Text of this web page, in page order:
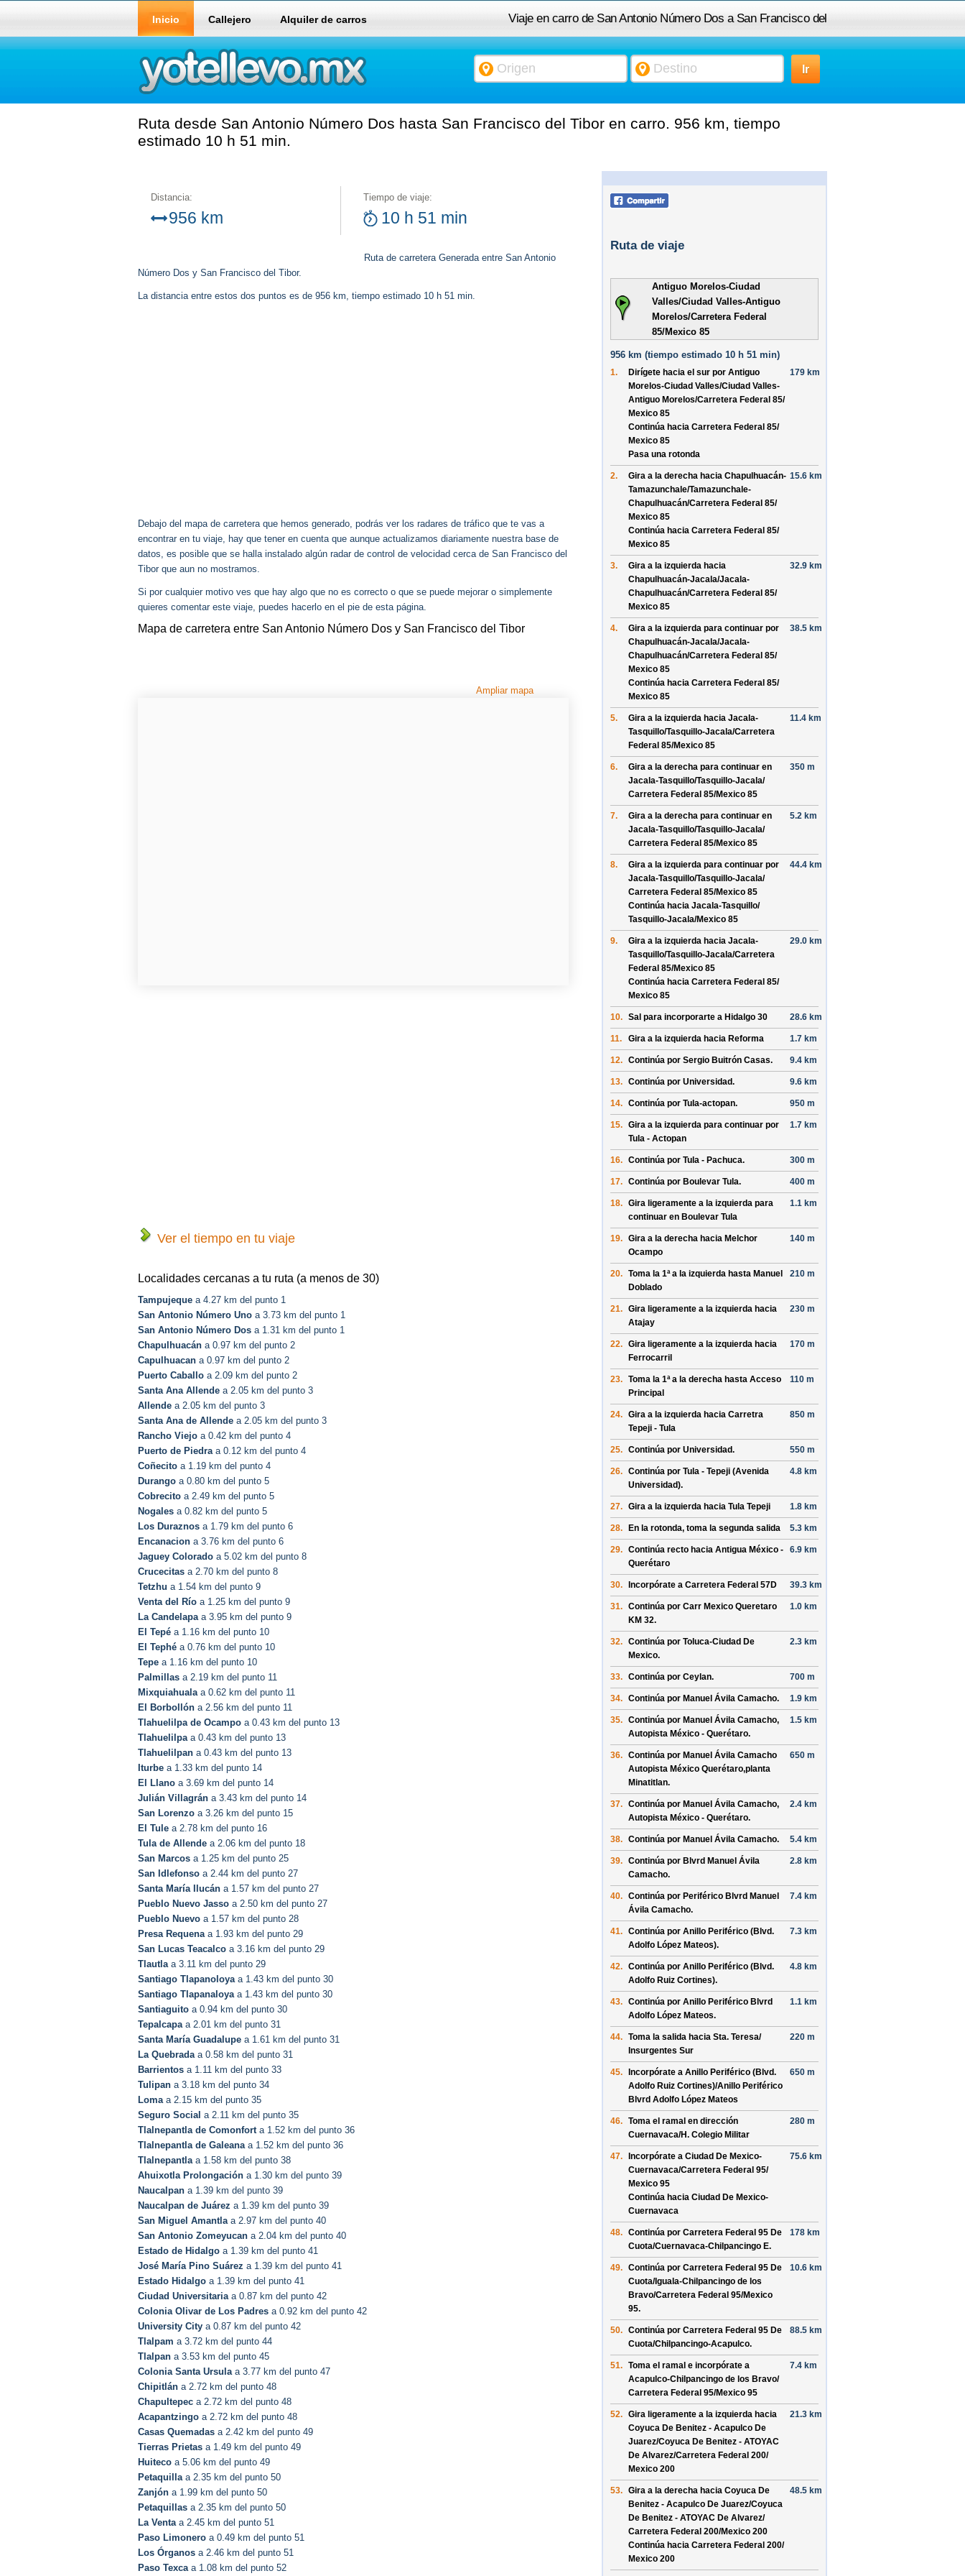
Viaje en carro de San Antonio Número Dos a San Francisco del
Tibor
Inicio Callejero Alquiler de carros
Ruta desde San Antonio Número Dos hasta San Francisco del Tibor en carro. 956 km, tiempo
estimado 10 h 51 min.
Distancia:
956 km
Tiempo de viaje:
10 h 51 min
Ruta de carretera Generada entre San Antonio
Número Dos y San Francisco del Tibor.
La distancia entre estos dos puntos es de 956 km, tiempo estimado 10 h 51 min.
Debajo del mapa de carretera que hemos generado, podrás ver los radares de tráfico que te vas a
encontrar en tu viaje, hay que tener en cuenta que aunque actualizamos diariamente nuestra base de
datos, es posible que se halla instalado algún radar de control de velocidad cerca de San Francisco del
Tibor que aun no mostramos.
Si por cualquier motivo ves que hay algo que no es correcto o que se puede mejorar o simplemente
quieres comentar este viaje, puedes hacerlo en el pie de esta página.
Mapa de carretera entre San Antonio Número Dos y San Francisco del Tibor
Ampliar mapa
Ver el tiempo en tu viaje
Localidades cercanas a tu ruta (a menos de 30)
Tampujeque a 4.27 km del punto 1
San Antonio Número Uno a 3.73 km del punto 1
San Antonio Número Dos a 1.31 km del punto 1
Chapulhuacán a 0.97 km del punto 2
Capulhuacan a 0.97 km del punto 2
Puerto Caballo a 2.09 km del punto 2
Santa Ana Allende a 2.05 km del punto 3
Allende a 2.05 km del punto 3
Santa Ana de Allende a 2.05 km del punto 3
Rancho Viejo a 0.42 km del punto 4
Puerto de Piedraa 0.12 km del punto 4
Coñecito a 1.19 km del punto 4
Durango a 0.80 km del punto 5
Cobrecito a 2.49 km del punto 5
Nogales a 0.82 km del punto 5
Los Duraznos a 1.79 km del punto 6
Encanacion a 3.76 km del punto 6
Jaguey Colorado a 5.02 km del punto 8
Crucecitas a 2.70 km del punto 8
Tetzhu a 1.54 km del punto 9
Venta del Río a 1.25 km del punto 9
La Candelapaa 3.95 km del punto 9
El Tepé a 1.16 km del punto 10
El Tephé a 0.76 km del punto 10
Tepe a 1.16 km del punto 10
Palmillas a 2.19 km del punto 11
Mixquiahualaa 0.62 km del punto 11
El Borbollón a 2.56 km del punto 11
Tlahuelilpa de Ocampo a 0.43 km del punto 13
Tlahuelilpaa 0.43 km del punto 13
Tlahuelilpan a 0.43 km del punto 13
Iturbe a 1.33 km del punto 14
El Llano a 3.69 km del punto 14
Julián Villagrán a 3.43 km del punto 14
San Lorenzo a 3.26 km del punto 15
El Tule a 2.78 km del punto 16
Tula de Allende a 2.06 km del punto 18
San Marcos a 1.25 km del punto 25
San Idlefonso a 2.44 km del punto 27
Santa María Ilucán a 1.57 km del punto 27
Pueblo Nuevo Jasso a 2.50 km del punto 27
Pueblo Nuevo a 1.57 km del punto 28
Presa Requenaa 1.93 km del punto 29
San Lucas Teacalco a 3.16 km del punto 29
Tlautlaa 3.11 km del punto 29
Santiago Tlapanoloyaa 1.43 km del punto 30
Santiago Tlapanaloyaa 1.43 km del punto 30
Santiaguito a 0.94 km del punto 30
Tepalcapaa 2.01 km del punto 31
Santa María Guadalupe a 1.61 km del punto 31
La Quebradaa 0.58 km del punto 31
Barrientos a 1.11 km del punto 33
Tulipan a 3.18 km del punto 34
Lomaa 2.15 km del punto 35
Seguro Social a 2.11 km del punto 35
Tlalnepantla de Comonforta 1.52 km del punto 36
Tlalnepantla de Galeanaa 1.52 km del punto 36
Tlalnepantlaa 1.58 km del punto 38
Ahuixotla Prolongación a 1.30 km del punto 39
Naucalpan a 1.39 km del punto 39
Naucalpan de Juárez a 1.39 km del punto 39
San Miguel Amantlaa 2.97 km del punto 40
San Antonio Zomeyucan a 2.04 km del punto 40
Estado de Hidalgo a 1.39 km del punto 41
José María Pino Suárez a 1.39 km del punto 41
Estado Hidalgo a 1.39 km del punto 41
Ciudad Universitariaa 0.87 km del punto 42
Colonia Olivar de Los Padres a 0.92 km del punto 42
University City a 0.87 km del punto 42
Tlalpam a 3.72 km del punto 44
Tlalpan a 3.53 km del punto 45
Colonia Santa Ursulaa 3.77 km del punto 47
Chipitlán a 2.72 km del punto 48
Chapultepec a 2.72 km del punto 48
Acapantzingo a 2.72 km del punto 48
Casas Quemadas a 2.42 km del punto 49
Tierras Prietas a 1.49 km del punto 49
Huiteco a 5.06 km del punto 49
Petaquillaa 2.35 km del punto 50
Zanjón a 1.99 km del punto 50
Petaquillas a 2.35 km del punto 50
La Ventaa 2.45 km del punto 51
Paso Limonero a 0.49 km del punto 51
Los Órganos a 2.46 km del punto 51
Paso Texcaa 1.08 km del punto 52
Ruta de viaje
Antiguo Morelos-Ciudad
Valles/Ciudad Valles-Antiguo
Morelos/Carretera Federal
85/Mexico 85
956 km (tiempo estimado 10 h 51 min)
1. Dirígete hacia el sur por Antiguo
Morelos-Ciudad Valles/Ciudad Valles-
Antiguo Morelos/Carretera Federal 85/
Mexico 85
Continúa hacia Carretera Federal 85/
Mexico 85
Pasa una rotonda
179 km
2. Gira a la derecha hacia Chapulhuacán-
Tamazunchale/Tamazunchale-
Chapulhuacán/Carretera Federal 85/
Mexico 85
Continúa hacia Carretera Federal 85/
Mexico 85
15.6 km
3.
Gira a la izquierda hacia
Chapulhuacán-Jacala/Jacala-
Chapulhuacán/Carretera Federal 85/
Mexico 85
32.9 km
4.
Gira a la izquierda para continuar por
Chapulhuacán-Jacala/Jacala-
Chapulhuacán/Carretera Federal 85/
Mexico 85
Continúa hacia Carretera Federal 85/
Mexico 85
38.5 km
5. Gira a la izquierda hacia Jacala-
Tasquillo/Tasquillo-Jacala/Carretera
Federal 85/Mexico 85
11.4 km
6.
Gira a la derecha para continuar en
Jacala-Tasquillo/Tasquillo-Jacala/
Carretera Federal 85/Mexico 85
350 m
7.
Gira a la derecha para continuar en
Jacala-Tasquillo/Tasquillo-Jacala/
Carretera Federal 85/Mexico 85
5.2 km
8.
Gira a la izquierda para continuar por
Jacala-Tasquillo/Tasquillo-Jacala/
Carretera Federal 85/Mexico 85
Continúa hacia Jacala-Tasquillo/
Tasquillo-Jacala/Mexico 85
44.4 km
9. Gira a la izquierda hacia Jacala-
Tasquillo/Tasquillo-Jacala/Carretera
Federal 85/Mexico 85
Continúa hacia Carretera Federal 85/
Mexico 85
29.0 km
10. Sal para incorporarte a Hidalgo 30 28.6 km
11. Gira a la izquierda hacia Reforma 1.7 km
12. Continúa por Sergio Buitrón Casas. 9.4 km
13. Continúa por Universidad. 9.6 km
14. Continúa por Tula-actopan. 950 m
15. Gira a la izquierda para continuar por
Tula - Actopan
1.7 km
16. Continúa por Tula - Pachuca. 300 m
17. Continúa por Boulevar Tula. 400 m
18. Gira ligeramente a la izquierda para
continuar en Boulevar Tula
1.1 km
19. Gira a la derecha hacia Melchor
Ocampo
140 m
20. Toma la 1ª a la izquierda hasta Manuel
Doblado
210 m
21. Gira ligeramente a la izquierda hacia
Atajay
230 m
22. Gira ligeramente a la izquierda hacia
Ferrocarril
170 m
23. Toma la 1ª a la derecha hasta Acceso
Principal
110 m
24. Gira a la izquierda hacia Carretra
Tepeji - Tula
850 m
25. Continúa por Universidad. 550 m
26. Continúa por Tula - Tepeji (Avenida
Universidad).
4.8 km
27. Gira a la izquierda hacia Tula Tepeji 1.8 km
28. En la rotonda, toma la segunda salida 5.3 km
29. Continúa recto hacia Antigua México -
Querétaro
6.9 km
30. Incorpórate a Carretera Federal 57D 39.3 km
31. Continúa por Carr Mexico Queretaro
KM 32.
1.0 km
32. Continúa por Toluca-Ciudad De
Mexico.
2.3 km
33. Continúa por Ceylan. 700 m
34. Continúa por Manuel Ávila Camacho. 1.9 km
35. Continúa por Manuel Ávila Camacho,
Autopista México - Querétaro.
1.5 km
36. Continúa por Manuel Ávila Camacho
Autopista México Querétaro,planta
Minatitlan.
650 m
37. Continúa por Manuel Ávila Camacho,
Autopista México - Querétaro.
2.4 km
38. Continúa por Manuel Ávila Camacho. 5.4 km
39. Continúa por Blvrd Manuel Ávila
Camacho.
2.8 km
40. Continúa por Periférico Blvrd Manuel
Ávila Camacho.
7.4 km
41. Continúa por Anillo Periférico (Blvd.
Adolfo López Mateos).
7.3 km
42. Continúa por Anillo Periférico (Blvd.
Adolfo Ruiz Cortines).
4.8 km
43. Continúa por Anillo Periférico Blvrd
Adolfo López Mateos.
1.1 km
44. Toma la salida hacia Sta. Teresa/
Insurgentes Sur
220 m
45. Incorpórate a Anillo Periférico (Blvd.
Adolfo Ruiz Cortines)/Anillo Periférico
Blvrd Adolfo López Mateos
650 m
46. Toma el ramal en dirección
Cuernavaca/H. Colegio Militar
280 m
47. Incorpórate a Ciudad De Mexico-
Cuernavaca/Carretera Federal 95/
Mexico 95
Continúa hacia Ciudad De Mexico-
Cuernavaca
75.6 km
48. Continúa por Carretera Federal 95 De
Cuota/Cuernavaca-Chilpancingo E.
178 km
49. Continúa por Carretera Federal 95 De
Cuota/Iguala-Chilpancingo de los
Bravo/Carretera Federal 95/Mexico
95.
10.6 km
50. Continúa por Carretera Federal 95 De
Cuota/Chilpancingo-Acapulco.
88.5 km
51. Toma el ramal e incorpórate a
Acapulco-Chilpancingo de los Bravo/
Carretera Federal 95/Mexico 95
7.4 km
52. Gira ligeramente a la izquierda hacia
Coyuca De Benitez - Acapulco De
Juarez/Coyuca De Benitez - ATOYAC
De Alvarez/Carretera Federal 200/
Mexico 200
21.3 km
53. Gira a la derecha hacia Coyuca De
Benitez - Acapulco De Juarez/Coyuca
De Benitez - ATOYAC De Alvarez/
Carretera Federal 200/Mexico 200
Continúa hacia Carretera Federal 200/
Mexico 200
48.5 km